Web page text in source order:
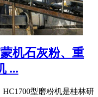
机石灰粉、重
...
型磨粉机是桂林研